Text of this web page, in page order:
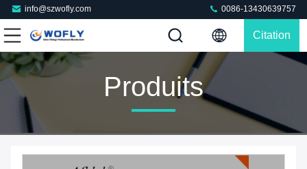
info@szwofly.com 0086-13430639757
Citation
Produits